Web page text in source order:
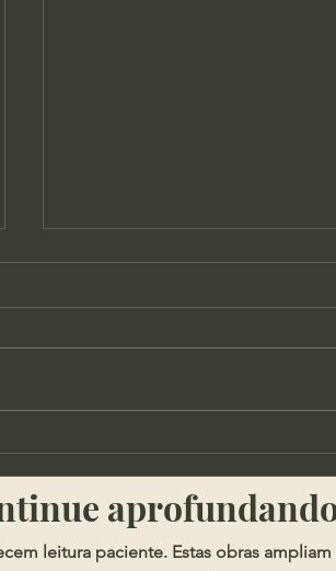
Tomás de Kempis - Leitura e
Verdade
leitura paciente. Estas obras